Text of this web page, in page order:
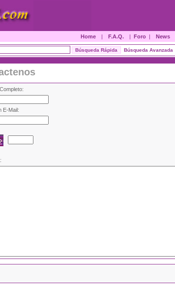
Home | F.A.Q. | Foro| News
Búsqueda Avanzada
E-Mail: